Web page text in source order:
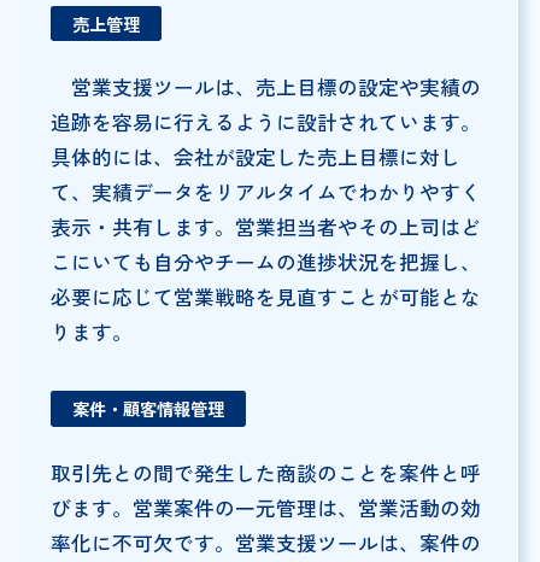
売上管理
営業支援ツールは、売上目標の設定や実績の
追跡を容易に行えるように設計されています。
具体的には、会社が設定した売上目標に対し
て、実績データをリアルタイムでわかりやすく
表示・共有します。営業担当者やその上司はど
こにいても自分やチームの進捗状況を把握し、
必要に応じて営業戦略を見直すことが可能とな
ります。
案件・顧客情報管理
取引先との間で発生した商談のことを案件と呼
びます。営業案件の一元管理は、営業活動の効
率化に不可欠です。営業支援ツールは、案件の